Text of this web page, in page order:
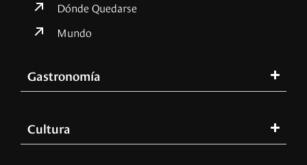
Dónde Quedarse
Mundo
Gastronomía
Cultura